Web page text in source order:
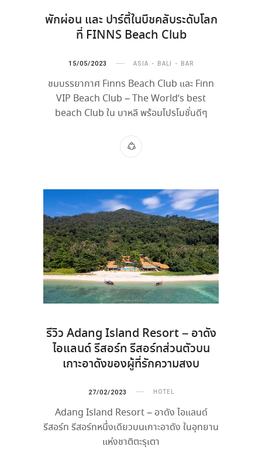
พักผ่อน และ ปาร์ตี้ในบีชคลับระดับโลก
ที่ FINNS Beach Club
15/05/2023 ASIA BALI BAR
ชมบรรยากาศ Finns Beach Club และ Finn
VIP Beach Club – The World’s best
beach Club ใน บาหลี พร้อมโปรโมชั่นดีๆ
รีวิว Adang Island Resort – อาดัง
ไอแลนด์ รีสอร์ท รีสอร์ทส่วนตัวบน
เกาะอาดังของผู้ที่รักความสงบ
27/02/2023 HOTEL
Adang Island Resort – อาดัง ไอแลนด์
รีสอร์ท รีสอร์ทหนึ่งเดียวบนเกาะอาดัง ในอุทยาน
แห่งชาติตะรุเตา